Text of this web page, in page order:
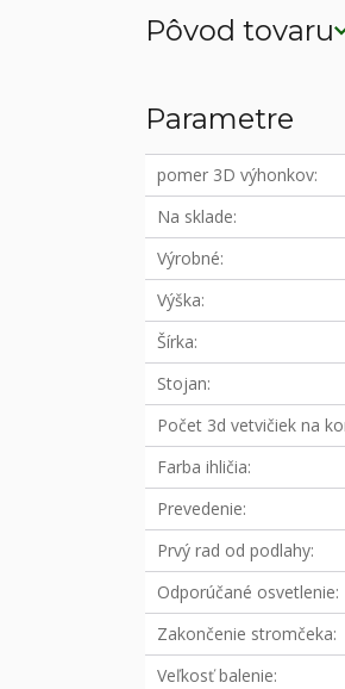
Pôvod tovaru
Parametre
pomer 3D výhonkov
Na sklade
Výrobné
Výška
Šírka
Stojan
Počet 3d vetvičiek na
Farba ihličia
Prevedenie
Prvý rad od podlahy
Odporúčané osvetlenie
Zakončenie stromčeka
Veľkosť balenie